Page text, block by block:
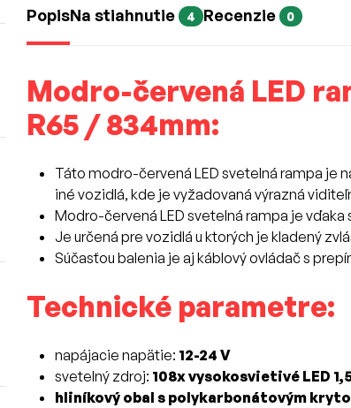
PopisNa stiahnutie 4 Recenzie 0
Modro-červená LED
R65 / 834mm:
Táto modro-červená LED svetelná rampa je
iné vozidlá, kde je vyžadovaná výrazná
Modro-červená LED svetelná rampa je
Je určená pre vozidlá u ktorých je kladený
Súčasťou balenia je aj káblový ovládač s
Technické parametre:
napájacie napätie: 12-24 V
svetelný zdroj: 108x vysokosvietivé LED
hliníkový obal s polykarbonátovým